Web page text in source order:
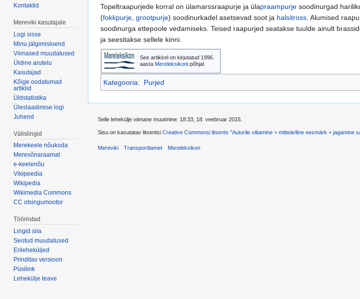
Topeltraapurjede korral on ülamarssraapurje ja ülapraampurje soodinurgad
(fokkpurje grootpurje) soodinurkadel asetsevad soot ja halsitross . Alumised
soodinurga ettepoole vedamiseks. Teised raapurjed seatakse tuulde ainult
ja seesitakse sellele kinni.
See artikkel on kirjutatud 1996.
aastaMereleksikoni põhjal.
Kategooria: Purjed
Kontaktid
Mereviki kasutajale
Logi sisse
Minu jälgimisloend
Viimased muudatused
Üldine arutelu
Kasutajad
Kõige oodatumad
artiklid
Üldstatistika
Üleslaadimise logi
Juhend
Välislingid
Merekeele nõukoda
Meresõnaraamat
e-keelenõu
Vikipeedia
Wikipedia
Wikimedia Commons
CC otsingumootor
Tööriistad
Lingid siia
Seotud muudatused
Erileheküljed
Prinditav versioon
Püsilink
Lehekülje teave
Selle lehekülje viimane muutmine: 18:33, 18. veebruar 2015.
Sisu on kasutatav litsentsi Creative Commonsi litsents "Autorile viitamine + mitteäriline eesmärk + jagamine
Mereviki Transpordiamet Mereleksikon